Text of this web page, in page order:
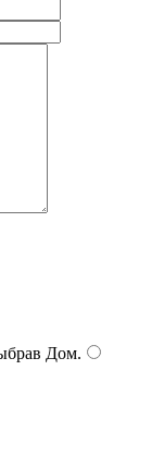
Дом.